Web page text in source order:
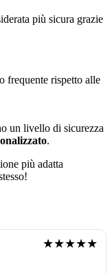
più sicura grazie
frequente rispetto alle
un livello di sicurezza
.
più adatta
★★★★★